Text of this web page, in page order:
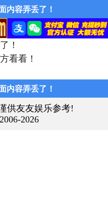
内容弄丢了！
！
看看！
内容弄丢了！
供友友娱乐参考!
2026